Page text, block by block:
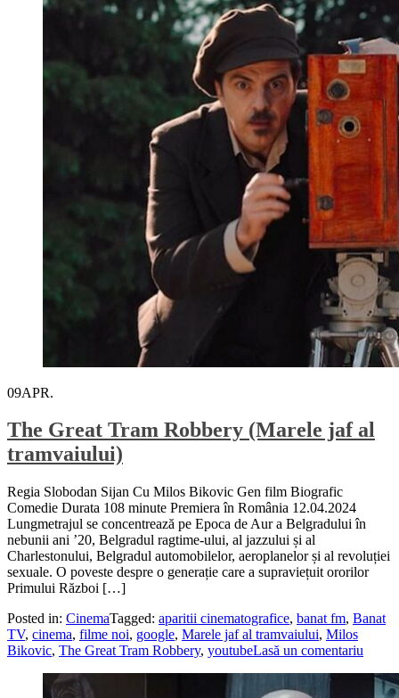
09APR.
The Great Tram Robbery (Marele jaf al
tramvaiului)
Regia Slobodan Sijan Cu Milos Bikovic Gen film Biografic
Comedie Durata 108 minute Premiera în România 12.04.2024
Lungmetrajul se concentrează pe Epoca de Aur a Belgradului în
nebunii ani ’20, Belgradul ragtime-ului, al jazzului și al
Charlestonului, Belgradul automobilelor, aeroplanelor și al revoluției
sexuale. O poveste despre o generație care a supraviețuit ororilor
Primului Război […]
Posted in: CinemaTagged: aparitii cinematografice, banat fm, Banat
TV, cinema, filme noi, google, Marele jaf al tramvaiului, Milos
Bikovic, The Great Tram Robbery, youtubeLasă un comentariu